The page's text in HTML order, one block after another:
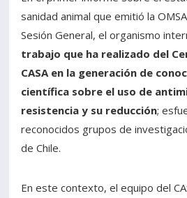
sanidad animal que emitió la
Sesión General, el organismo
trabajo que ha realizado del
CASA en la generación de
científica sobre el uso de
resistencia y su reducción;
reconocidos grupos de
de Chile.
En este contexto, el equipo del